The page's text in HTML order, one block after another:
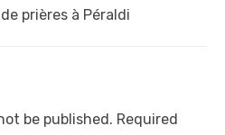
prières à Péraldi
be published. Required